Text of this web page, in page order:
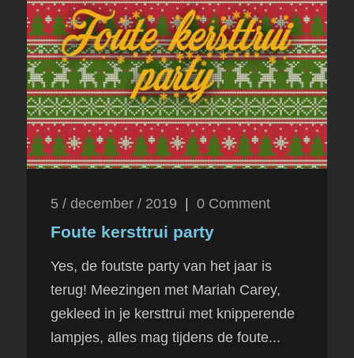
5 / december / 2019 0 Comment
Foute kersttrui party
Yes, de foutste party van het jaar is
terug! Meezingen met Mariah Carey,
gekleed in je kersttrui met knipperende
lampjes, alles mag tijdens de foute...